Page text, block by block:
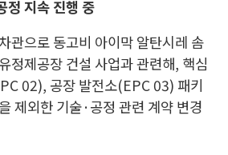
정 지속 진행 중
관으로 동고비 아이막 알탄시레 솜
정제공장 건설 사업과 관련해, 핵심
02), 공장 발전소(EPC 03) 패키
제외한 기술·공정 관련 계약 변경